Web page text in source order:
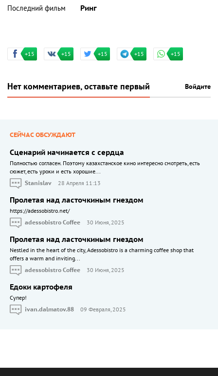
Последний фильм
Ринг
+15 +15 +15 +15 +15
Нет комментариев, оставьте первый Войдите
СЕЙЧАС ОБСУЖДАЮТ
Сценарий начинается с сердца
Полностью согласен. Поэтому казахстанское кино интересно смотреть, есть
сюжет, есть уроки и есть хорошие...
Stanislav
28 Апреля 11:13
Пролетая над ласточкиным гнездом
https://adessobistro.net/
adessobistro Coffee
30 Июня, 2025
Пролетая над ласточкиным гнездом
Nestled in the heart of the city, Adessobistro is a charming coffee shop that
offers a warm and inviting...
adessobistro Coffee
30 Июня, 2025
Едоки картофеля
Cупер!
ivan.dalmatov.88
09 Февраля, 2025